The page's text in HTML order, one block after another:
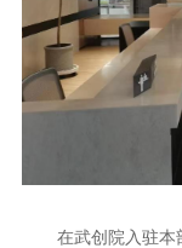
在武创院入驻本